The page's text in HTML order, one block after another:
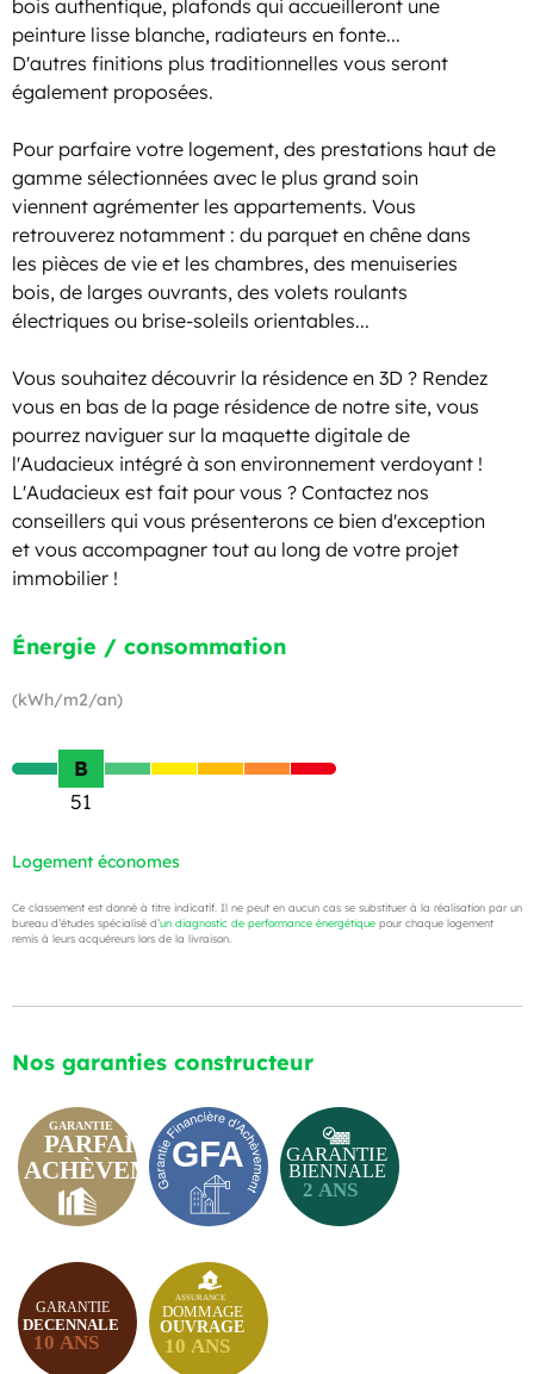
bois authentique, plafonds qui accueilleront une
peinture lisse blanche, radiateurs en fonte...
D'autres finitions plus traditionnelles vous seront
également proposées.
Pour parfaire votre logement, des prestations haut de
gamme sélectionnées avec le plus grand soin
viennent agrémenter les appartements. Vous
retrouverez notamment : du parquet en chêne dans
les pièces de vie et les chambres, des menuiseries
bois, de larges ouvrants, des volets roulants
électriques ou brise-soleils orientables...
Vous souhaitez découvrir la résidence en 3D ? Rendez
vous en bas de la page résidence de notre site, vous
pourrez naviguer sur la maquette digitale de
l'Audacieux intégré à son environnement verdoyant !
L'Audacieux est fait pour vous ? Contactez nos
conseillers qui vous présenterons ce bien d'exception
et vous accompagner tout au long de votre projet
immobilier !
Énergie / consommation
(kWh/m2/an)
B
51
Logement économes
Ce classement est donné à titre indicatif. Il ne peut en aucun cas se substituer à la réalisation par un
bureau d’études spécialisé d’un diagnostic de performance énergétique pour chaque logement
remis à leurs acquéreurs lors de la livraison.
Nos garanties constructeur